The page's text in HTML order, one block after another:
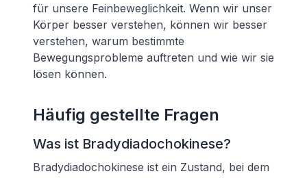
für unsere Feinbeweglichkeit. Wenn wir unser
Körper besser verstehen, können wir besser
verstehen, warum bestimmte
Bewegungsprobleme auftreten und wie wir sie
lösen können.
Häufig gestellte Fragen
Was ist Bradydiadochokinese?
Bradydiadochokinese ist ein Zustand, bei dem